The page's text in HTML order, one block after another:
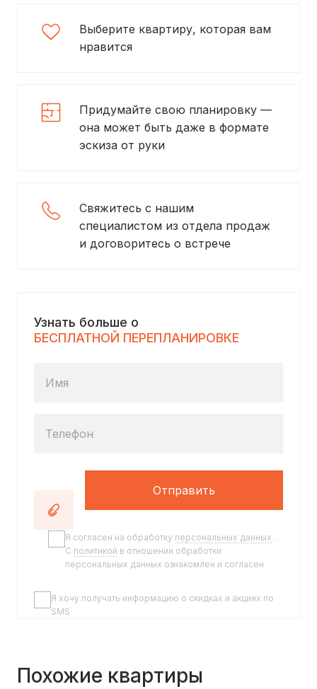
Выберите квартиру, которая вам
нравится
Придумайте свою планировку —
она может быть даже в формате
эскиза от руки
Свяжитесь с нашим
специалистом из отдела продаж
и договоритесь о встрече
Узнать больше о
БЕСПЛАТНОЙ ПЕРЕПЛАНИРОВКЕ
Имя
Телефон
Отправить
Я согласен на обработку персональных данных .
C политикой в отношении обработки
персональных данных ознакомлен и согласен
Я хочу получать информацию о скидках и акциях по
SMS
Похожие квартиры